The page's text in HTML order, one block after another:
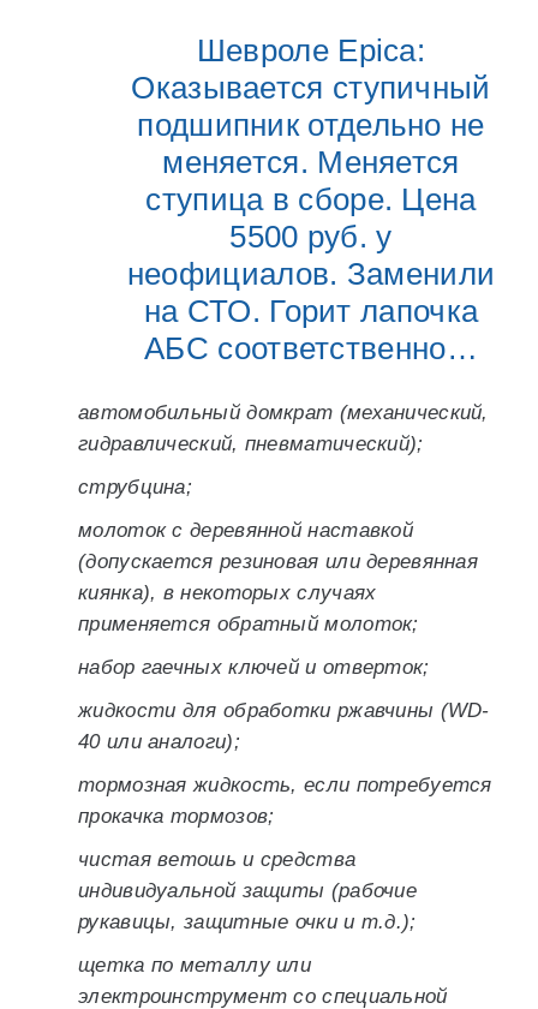
Шевроле Epica:
Оказывается ступичный
подшипник отдельно не
меняется. Меняется
ступица в сборе. Цена
5500 руб. у
неофициалов. Заменили
на СТО. Горит лапочка
АБС соответственно…
автомобильный домкрат (механический,
гидравлический, пневматический);
струбцина;
молоток с деревянной наставкой
(допускается резиновая или деревянная
киянка), в некоторых случаях
применяется обратный молоток;
набор гаечных ключей и отверток;
жидкости для обработки ржавчины (WD-
40 или аналоги);
тормозная жидкость, если потребуется
прокачка тормозов;
чистая ветошь и средства
индивидуальной защиты (рабочие
рукавицы, защитные очки и т.д.);
щетка по металлу или
электроинструмент со специальной